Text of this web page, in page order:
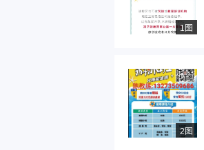
1图
2图